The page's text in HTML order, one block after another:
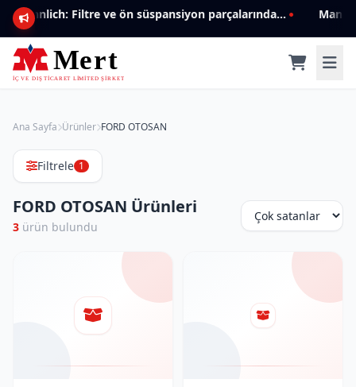
Mannlich: Filtre ve ön süspansiyon parçalarında genişleyen ürün yelpazesiyle kalite ve güven.
Ana Sayfa Ürünler FORD OTOSAN
Filtrele 1
FORD OTOSAN Ürünleri
3 ürün bulundu